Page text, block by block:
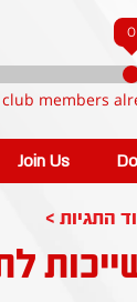
0
members
Join Us
התגיות